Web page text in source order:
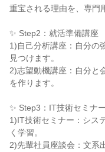
重宝される理由を、専門
✨️ Step2：就活準備講座
1)自己分析講座：自分の
見つけます。
2)志望動機講座：自分と
を作ります。
✨️ Step3：IT技術セミナ
1)IT技術セミナー：シス
く学習。
2)先輩社員座談会：文系